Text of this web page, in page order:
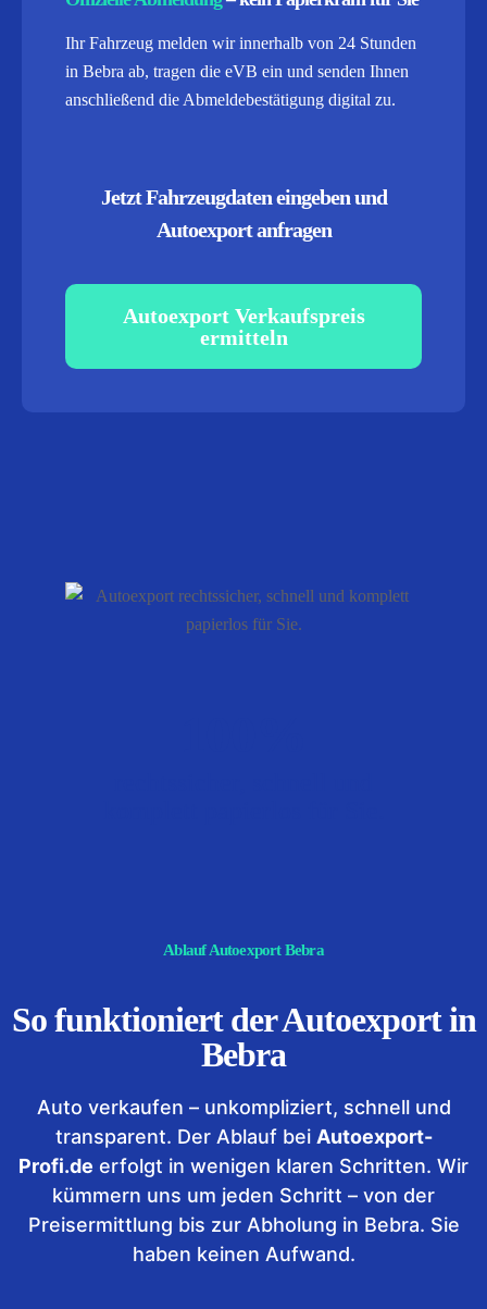
Ihr Fahrzeug melden wir innerhalb von 24 Stunden
in Bebra ab, tragen die eVB ein und senden Ihnen
anschließend die Abmeldebestätigung digital zu.
Jetzt Fahrzeugdaten eingeben und
Autoexport anfragen
Autoexport Verkaufspreis
ermitteln
Ablauf Autoexport Bebra
So funktioniert der Autoexport in
Bebra
Auto verkaufen – unkompliziert, schnell und
transparent. Der Ablauf bei Autoexport-
Profi.de erfolgt in wenigen klaren Schritten. Wir
kümmern uns um jeden Schritt – von der
Preisermittlung bis zur Abholung in Bebra. Sie
haben keinen Aufwand.